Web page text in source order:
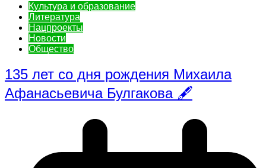
Культура и образование
Литература
Нацпроекты
Новости
Общество
135 лет со дня рождения Михаила
Афанасьевича Булгакова 🖋